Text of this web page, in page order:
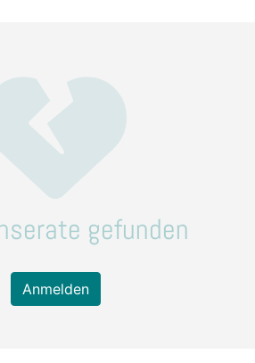
gefunden
Anmelden